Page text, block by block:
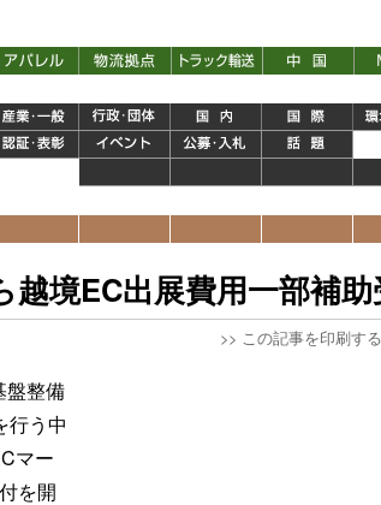
境EC出展費用一部補
>> この記事を印刷する
盤整備
行う中
マー
を開